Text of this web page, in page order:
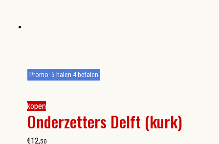
kopen
Onderzetters Delft (kurk)
Promo: 5 halen 4 betalen
€12,50